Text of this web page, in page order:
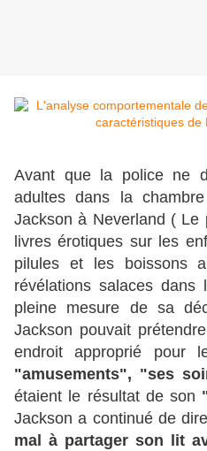
Avant que la police ne
adultes dans la
Jackson à Neverland ( Le
livres érotiques sur les
pilules et les boissons
révélations salaces
pleine mesure de sa
Jackson pouvait
endroit approprié pour
"amusements", "ses
étaient le résultat de son
Jackson a continué de dire
mal à partager son lit